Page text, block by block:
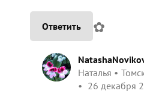
Ответить ✿
Наталья
26 декабря